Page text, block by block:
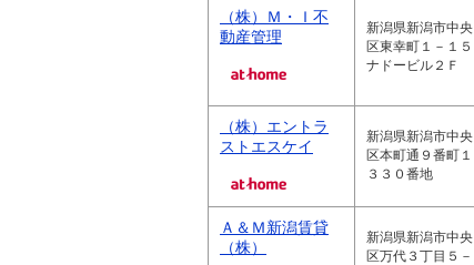
（株）Ｍ・Ｉ不
動産管理
新潟県新潟市中央
区東幸町１－１５
ナドービル２Ｆ
（株）エントラ
ストエスケイ
新潟県新潟市中央
区本町通９番町１
３３０番地
Ａ＆Ｍ新潟賃貸
（株）
新潟県新潟市中央
区万代３丁目５－